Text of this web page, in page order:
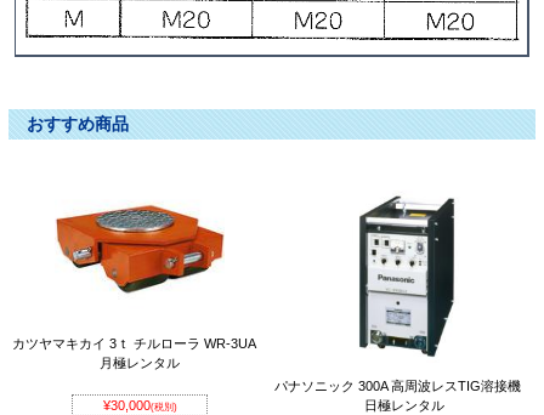
おすすめ商品
カツヤマキカイ 3ｔ チルローラ WR-3UA
月極レンタル
¥30,000(税別)
パナソニック 300A 高周波レスTIG溶接機
日極レンタル